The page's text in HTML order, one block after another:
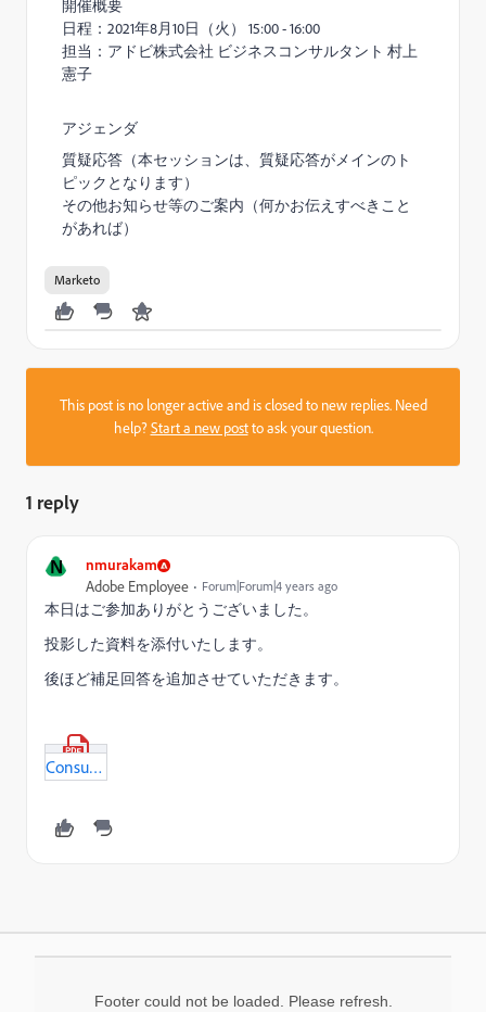
開催概要
日程：2021年8月10日（火） 15:00 - 16:00
担当：アドビ株式会社 ビジネスコンサルタント 村上
憲子
アジェンダ
質疑応答（本セッションは、質疑応答がメインのト
ピックとなります）
その他お知らせ等のご案内（何かお伝えすべきこと
があれば）
Marketo
This post is no longer active and is closed to new replies. Need
help?Start a new postto ask your question.
1 reply
N nmurakam
Adobe Employee Forum|Forum|4 years ago
本日はご参加ありがとうございました。
投影した資料を添付いたします。
後ほど補足回答を追加させていただきます。
Consultant_Office_Hour_20210810.pdf
Footer could not be loaded. Please refresh.